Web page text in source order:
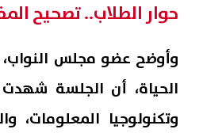
حوار الطلاب.. تصحيح
وأوضح عضو مجلس النواب،
الحياة، أن الجلسة
وتكنولوجيا المعلومات،